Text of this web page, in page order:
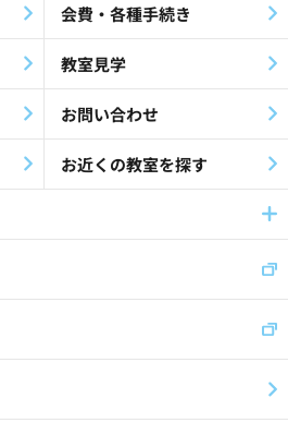
就労支援(24)
KEIA(41)
歌(12)
ビス(19)
会費・各種手続き
教室見学
お問い合わせ
お近くの教室を探す